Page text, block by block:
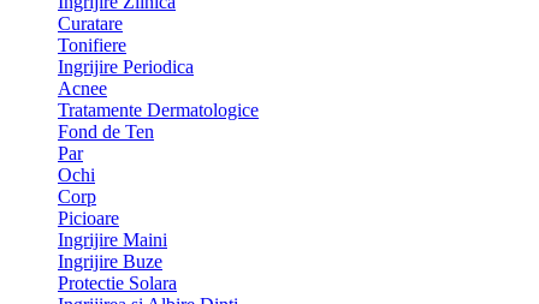
Curatare
Tonifiere
Ingrijire Periodica
Acnee
Tratamente Dermatologice
Fond de Ten
Par
Ochi
Corp
Picioare
Ingrijire Maini
Ingrijire Buze
Protectie Solara